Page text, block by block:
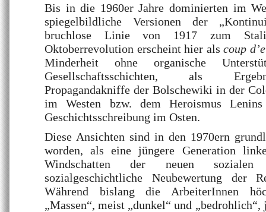
Bis in die 1960er Jahre dominierten im
spiegelbildliche Versionen der
bruchlose Linie von 1917 zum
Oktoberrevolution erscheint hier alscoup
Minderheit ohne organische
Gesellschaftsschichten, als
Propagandakniffe der Bolschewiki in der
im Westen bzw. dem Heroismus
Geschichtsschreibung im Osten.
Diese Ansichten sind in den 1970ern
worden, als eine jüngere Generation
Windschatten der neuen sozialen
sozialgeschichtliche Neubewertung der
Während bislang die ArbeiterInnen
„Massen“, meist „dunkel“ und